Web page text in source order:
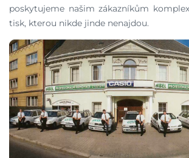
poskytujeme našim zákazníkům
tisk, kterou nikde jinde nenajdou.